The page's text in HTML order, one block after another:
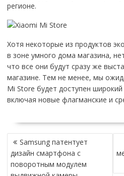
регионе.
Хотя некоторые из продуктов
в зоне умного дома магазина,
что все они будут сразу же
магазине. Тем не менее, мы
Mi Store будет доступен
включая новые флагманские и
НАВИГАЦИЯ
ПО
ЗАПИСЯМ
Samsung патентует
дизайн смартфона с
поворотным модулем